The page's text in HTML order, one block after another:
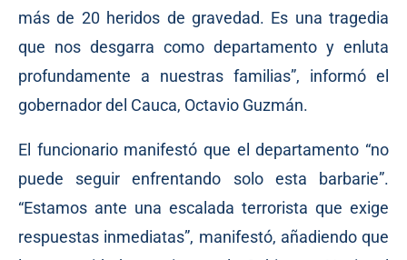
más de 20 heridos de gravedad. Es una tragedia
que nos desgarra como departamento y enluta
profundamente a nuestras familias”, informó el
gobernador del Cauca, Octavio Guzmán.
El funcionario manifestó que el departamento “no
puede seguir enfrentando solo esta barbarie”.
“Estamos ante una escalada terrorista que exige
respuestas inmediatas”, manifestó, añadiendo que